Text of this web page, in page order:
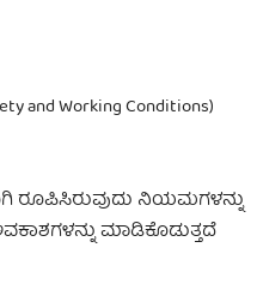
and Working Conditions)
ರೂಪಿಸಿರುವುದು ನಿಯಮಗಳನ್ನು
ಮಾಡಿಕೊಡುತ್ತದೆ